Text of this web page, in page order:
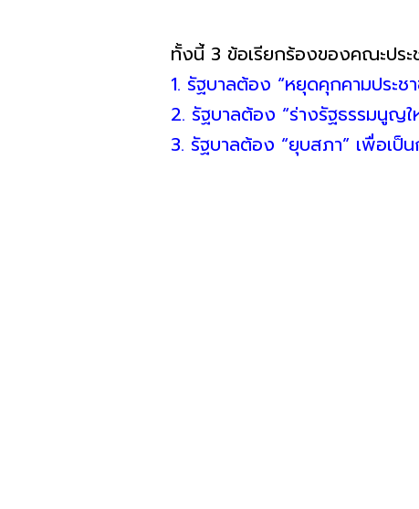
ทั้งนี้ 3 ข้อเรียกร้องของคณะปร
1. รัฐบาลต้อง “หยุดคุกคามประช
2. รัฐบาลต้อง “ร่างรัฐธรรมนูญ
3. รัฐบาลต้อง “ยุบสภา” เพื่อเป็